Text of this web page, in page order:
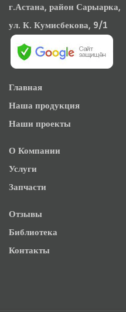
г.Астана, район Сарыарка,
ул. К. Кумисбекова, 9/1
Главная
Наша продукция
Наши проекты
О Компании
Услуги
Запчасти
Отзывы
Библиотека
Контакты